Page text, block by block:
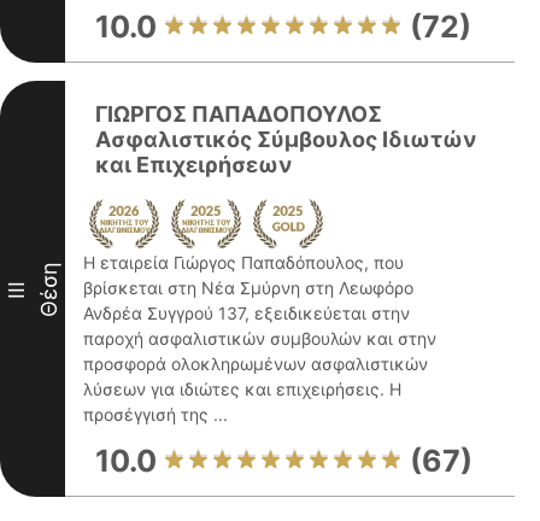
10.0 (72)
III Θέση
ΓΙΩΡΓΟΣ ΠΑΠΑΔΟΠΟΥΛΟΣ
Ασφαλιστικός Σύμβουλος Ιδιωτών
και Επιχειρήσεων
Η εταιρεία Γιώργος Παπαδόπουλος, που
βρίσκεται στη Νέα Σμύρνη στη Λεωφόρο
Ανδρέα Συγγρού 137, εξειδικεύεται στην
παροχή ασφαλιστικών συμβουλών και στην
προσφορά ολοκληρωμένων ασφαλιστικών
λύσεων για ιδιώτες και επιχειρήσεις. Η
προσέγγισή της ...
10.0 (67)